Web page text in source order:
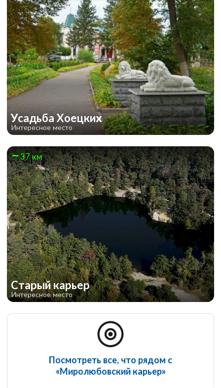
Усадьба Хоецких
Интересное место
37 км
Старый карьер
Интересное место
Посмотреть все, что рядом с
«Миролюбовский карьер»